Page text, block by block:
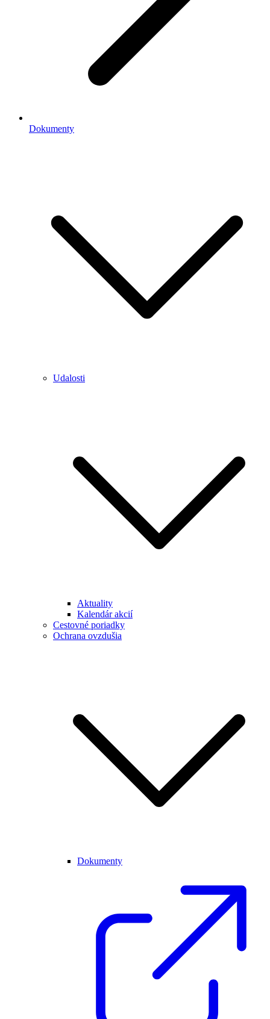
Dokumenty
Udalosti
Aktuality
Kalendár akcií
Cestovné poriadky
Ochrana ovzdušia
Dokumenty